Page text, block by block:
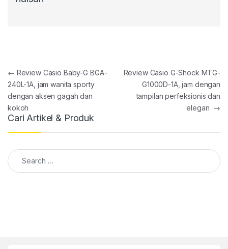
Post navigation
← Review Casio Baby-G BGA-
240L-1A, jam wanita sporty
dengan aksen gagah dan
kokoh
Review Casio G-Shock MTG-
G1000D-1A, jam dengan
tampilan perfeksionis dan
elegan →
Cari Artikel & Produk
Search for: